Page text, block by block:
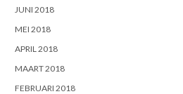
JUNI 2018
MEI 2018
APRIL 2018
MAART 2018
FEBRUARI 2018